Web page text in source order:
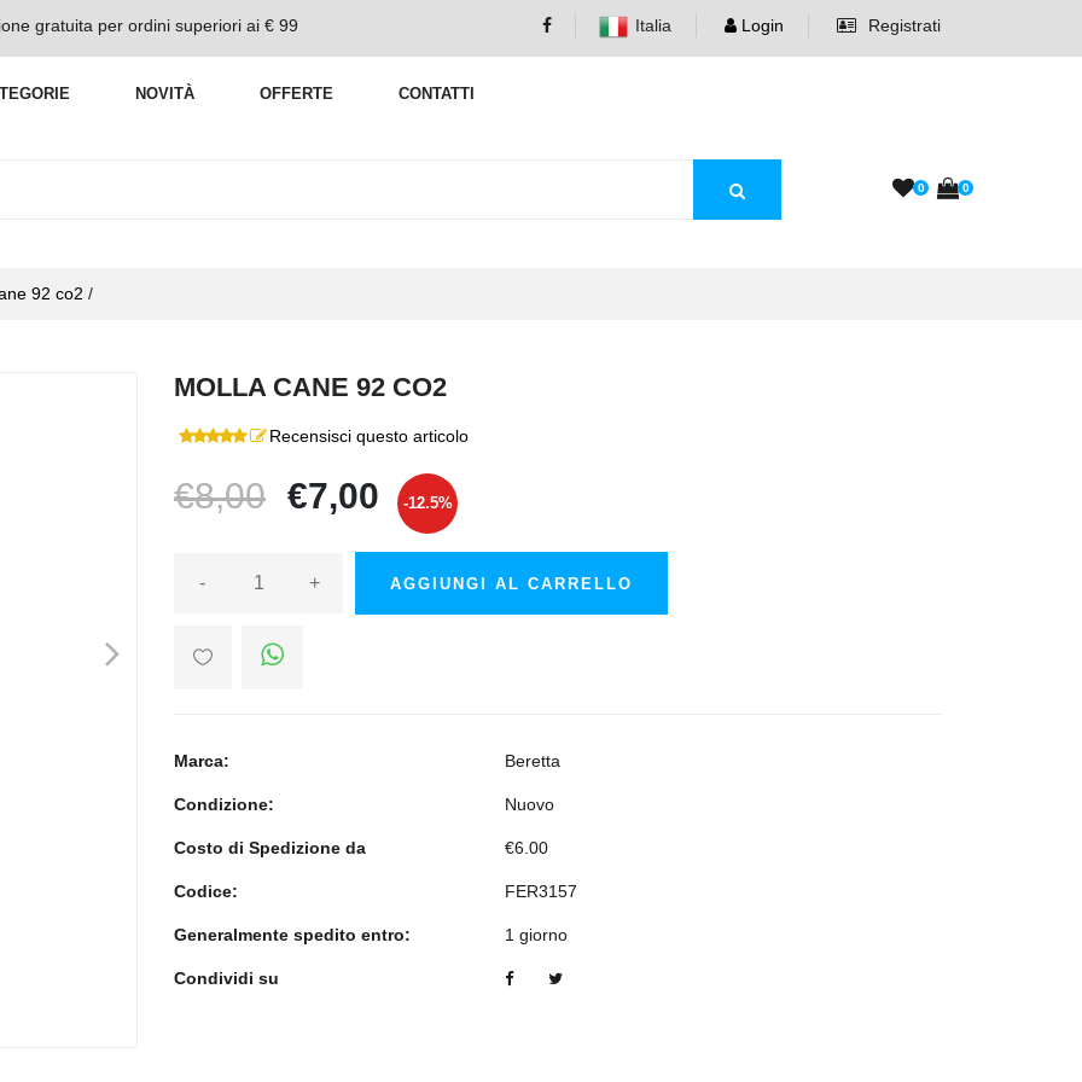
gratuita per ordini superiori ai € 99 Italia Login Registrati
NOVITÀ OFFERTE CONTATTI
0 0
92 co2 /
>
MOLLA CANE 92 CO2
Recensisci questo articolo
€8,00 €7,00 -12.5%
- + AGGIUNGI AL CARRELLO
Marca: Beretta
Condizione: Nuovo
Costo di Spedizione da €6.00
Codice: FER3157
Generalmente spedito entro: 1 giorno
Condividi su